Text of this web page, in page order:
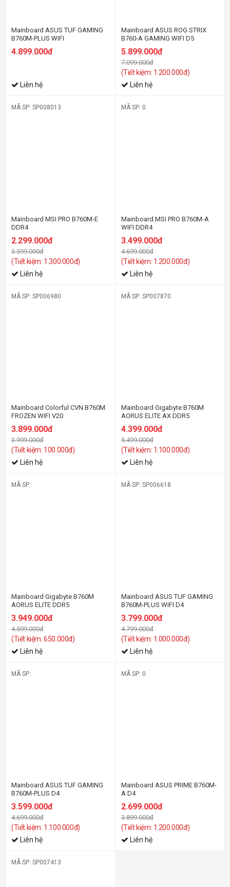
Mainboard ASUS TUF GAMING
B760M-PLUS WIFI
4.899.000đ
Liên hệ
Mainboard ASUS ROG STRIX
B760-A GAMING WIFI D5
5.899.000đ
7.099.000đ
(Tiết kiệm: 1.200.000đ)
Liên hệ
MÃ SP: SP008013
Mainboard MSI PRO B760M-E
DDR4
2.299.000đ
3.599.000đ
(Tiết kiệm: 1.300.000đ)
Liên hệ
MÃ SP: 0
Mainboard MSI PRO B760M-A
WIFI DDR4
3.499.000đ
4.699.000đ
(Tiết kiệm: 1.200.000đ)
Liên hệ
MÃ SP: SP006980
Mainboard Colorful CVN B760M
FROZEN WIFI V20
3.899.000đ
3.999.000đ
(Tiết kiệm: 100.000đ)
Liên hệ
MÃ SP: SP007870
Mainboard Gigabyte B760M
AORUS ELITE AX DDR5
4.399.000đ
5.499.000đ
(Tiết kiệm: 1.100.000đ)
Liên hệ
MÃ SP:
Mainboard Gigabyte B760M
AORUS ELITE DDR5
3.949.000đ
4.599.000đ
(Tiết kiệm: 650.000đ)
Liên hệ
MÃ SP: SP006618
Mainboard ASUS TUF GAMING
B760M-PLUS WIFI D4
3.799.000đ
4.799.000đ
(Tiết kiệm: 1.000.000đ)
Liên hệ
MÃ SP:
Mainboard ASUS TUF GAMING
B760M-PLUS D4
3.599.000đ
4.699.000đ
(Tiết kiệm: 1.100.000đ)
Liên hệ
MÃ SP: 0
Mainboard ASUS PRIME B760M-
A D4
2.699.000đ
3.899.000đ
(Tiết kiệm: 1.200.000đ)
Liên hệ
MÃ SP: SP007413